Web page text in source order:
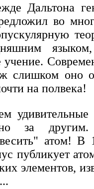
Дальтона
во
учение.
слишком оно
на полвека!
удивительные
за
атом! В
публикует
элементов,